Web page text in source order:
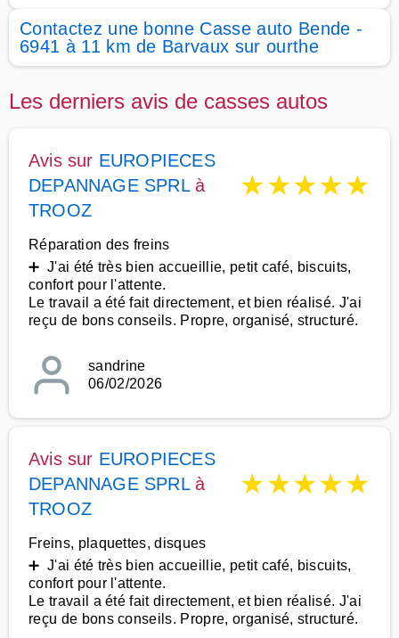
Contactez une bonne Casse auto Bende -
6941 à 11 km de Barvaux sur ourthe
Les derniers avis de casses autos
Avis sur EUROPIECES
DEPANNAGE SPRLà
TROOZ
★★★★★
Réparation des freins
➕ J'ai été très bien accueillie, petit café, biscuits,
confort pour l'attente.
Le travail a été fait directement, et bien réalisé. J'ai
reçu de bons conseils. Propre, organisé, structuré.
sandrine
06/02/2026
Avis sur EUROPIECES
DEPANNAGE SPRLà
TROOZ
★★★★★
Freins, plaquettes, disques
➕ J'ai été très bien accueillie, petit café, biscuits,
confort pour l'attente.
Le travail a été fait directement, et bien réalisé. J'ai
reçu de bons conseils. Propre, organisé, structuré.